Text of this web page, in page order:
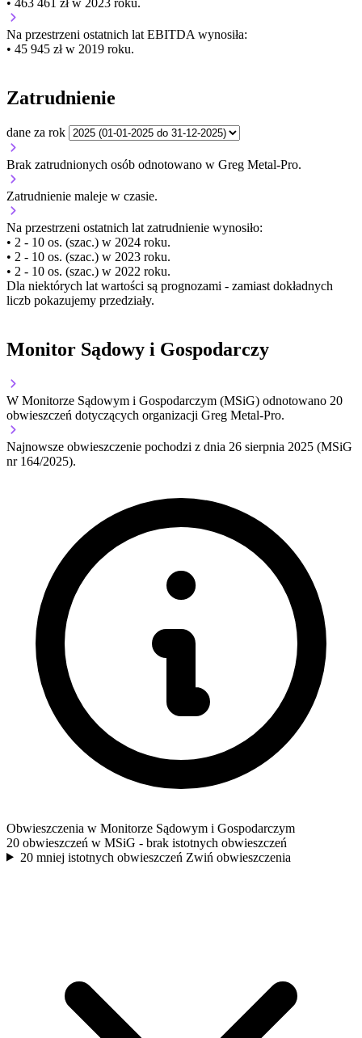
Na przestrzeni ostatnich lat EBITDA wynosiła:
• 45 945 zł w 2019 roku.
Zatrudnienie
dane za rok
Brak zatrudnionych osób odnotowano w Greg Metal-Pro.
Zatrudnienie maleje w czasie.
Na przestrzeni ostatnich lat zatrudnienie wynosiło:
• 2 - 10 os. (szac.) w 2024 roku.
• 2 - 10 os. (szac.) w 2023 roku.
• 2 - 10 os. (szac.) w 2022 roku.
Dla niektórych lat wartości są prognozami - zamiast dokładnych
liczb pokazujemy przedziały.
Monitor Sądowy i Gospodarczy
W Monitorze Sądowym i Gospodarczym (MSiG) odnotowano 20
obwieszczeń dotyczących organizacji Greg Metal-Pro.
Najnowsze obwieszczenie pochodzi z dnia 26 sierpnia 2025 (MSiG
nr 164/2025).
Obwieszczenia w Monitorze Sądowym i Gospodarczym
20 obwieszczeń w MSiG - brak istotnych obwieszczeń
20 mniej istotnych obwieszczeń Zwiń obwieszczenia